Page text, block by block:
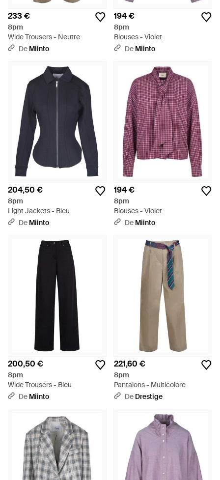
233 €
8pm
Wide Trousers - Neutre
De Miinto
194 €
8pm
Blouses - Violet
De Miinto
204,50 €
8pm
Light Jackets - Bleu
De Miinto
194 €
8pm
Blouses - Violet
De Miinto
200,50 €
8pm
Wide Trousers - Bleu
De Miinto
221,60 €
8pm
Pantalons - Multicolore
De Drestige